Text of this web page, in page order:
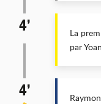
4’
La
par
4’